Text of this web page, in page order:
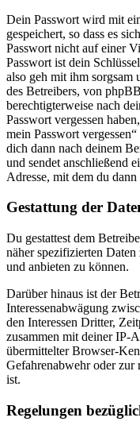
Dein Passwort wird mit
gespeichert, so dass es
Passwort nicht auf einer
Passwort ist dein
also geh mit ihm sorgsam
des Betreibers, von
berechtigterweise nach
Passwort vergessen
mein Passwort
dich dann nach deinem
und sendet anschließend
Adresse, mit dem du
Gestattung der
Du gestattest dem
näher spezifizierten
und anbieten zu können.
Darüber hinaus ist der
Interessenabwägung
den Interessen Dritter,
zusammen mit deiner IP-
übermittelter Browser-
Gefahrenabwehr oder
ist.
Regelungen